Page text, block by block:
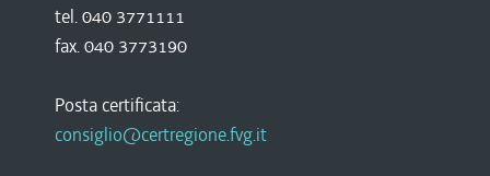
tel. 040 3771111
fax. 040 3773190
Posta certificata:
consiglio@certregione.fvg.it